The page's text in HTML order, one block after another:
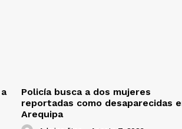
Policía busca a dos mujeres
reportadas como desaparecidas
Arequipa